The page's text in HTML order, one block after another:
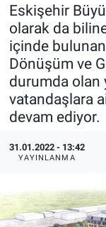
Eskişehir
olarak da
içinde
Dönüşüm ve
durumda olan
vatandaşlara
devam ediyor.
31.01.2022 - 13:42
YAYINLANMA
Dünya
Sağlık
Alış-Veriş/
Röportaj
Ekonomi
Kültür
Politika
Bilecik
Kütahya
Son Dakika
Haber Arşivi